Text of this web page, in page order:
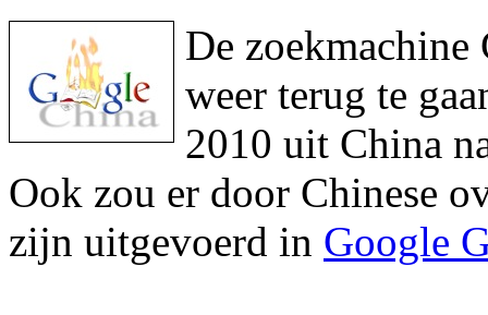
De
weer terug te
2010 uit China
Ook zou er door Chinese
zijn uitgevoerd in Google